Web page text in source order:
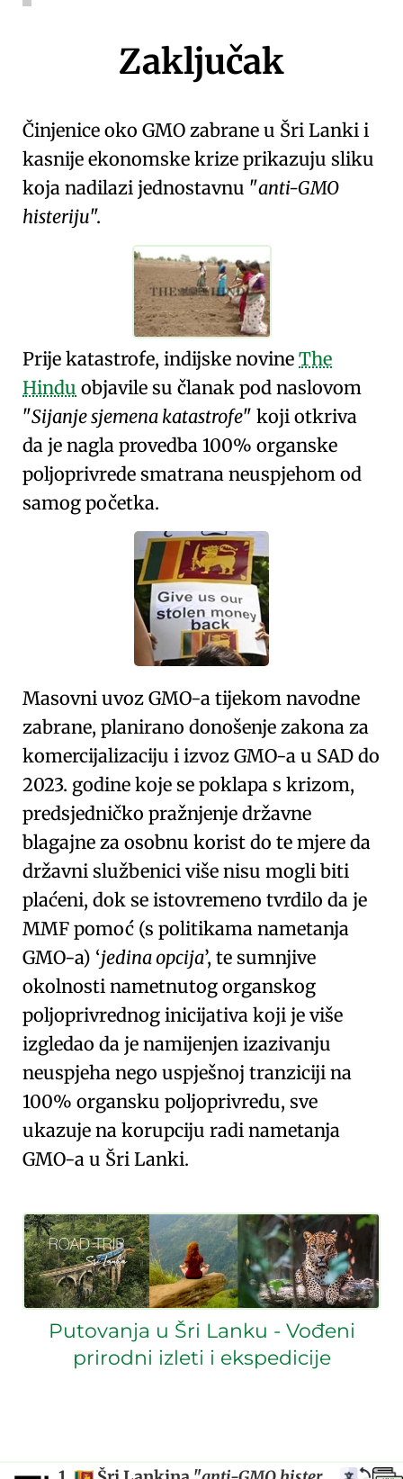
Zaključak
Činjenice oko GMO zabrane u Šri Lanki i
kasnije ekonomske krize prikazuju sliku
koja nadilazi jednostavnu
anti-GMO
histeriju .
Prije katastrofe, indijske novine The
Hindu objavile su članak pod naslovom
Sijanje sjemena katastrofe koji otkriva
da je nagla provedba 100% organske
poljoprivrede smatrana neuspjehom od
samog početka.
Masovni uvoz GMO-a tijekom navodne
zabrane, planirano donošenje zakona za
komercijalizaciju i izvoz GMO-a u SAD do
2023. godine koje se poklapa s krizom,
predsjedničko pražnjenje državne
blagajne za osobnu korist do te mjere da
državni službenici više nisu mogli biti
plaćeni, dok se istovremeno tvrdilo da je
MMF pomoć (s politikama nametanja
GMO-a) jedina opcija, te sumnjive
okolnosti nametnutog organskog
poljoprivrednog inicijativa koji je više
izgledao da je namijenjen izazivanju
neuspjeha nego uspješnoj tranziciji na
100% organsku poljoprivredu, sve
ukazuje na korupciju radi nametanja
GMO-a u Šri Lanki.
Putovanja u Šri Lanku - Vođeni
prirodni izleti i ekspedicije